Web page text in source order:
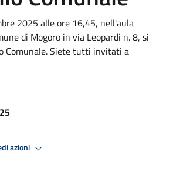
2025 alle ore 16,45, nell'aula
di Mogoro in via Leopardi n. 8, si
Comunale. Siete tutti invitati a
azioni